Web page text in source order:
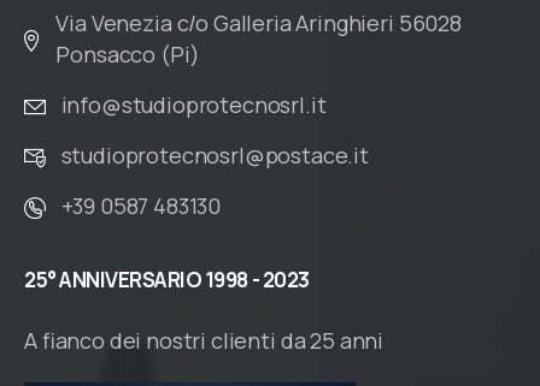
Via Venezia c/o Galleria Aringhieri 56028
Ponsacco (Pi)
info@studioprotecnosrl.it
studioprotecnosrl@postace.it
+39 0587 483130
25°ANNIVERSARIO1998 -2023
A fianco dei nostri clienti da 25 anni